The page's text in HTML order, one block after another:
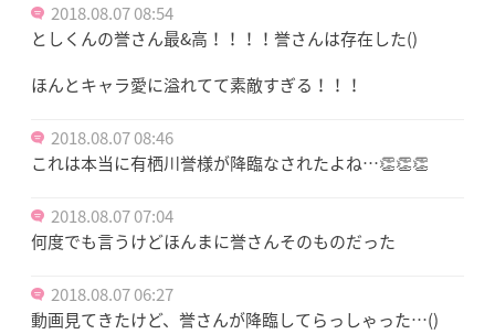
2018.08.07 08:54
としくんの誉さん最&高！！！！誉さんは存在した()
ほんとキャラ愛に溢れてて素敵すぎる！！！
2018.08.07 08:46
これは本当に有栖川誉様が降臨なされたよね…👏👏👏
2018.08.07 07:04
何度でも言うけどほんまに誉さんそのものだった
2018.08.07 06:27
動画見てきたけど、誉さんが降臨してらっしゃった…()